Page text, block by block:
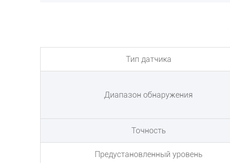
Тип датчика
Диапазон обнаружения
Точность
Предустановленный уровень